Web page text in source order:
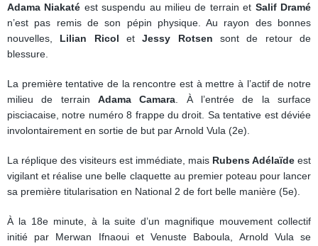
Adama Niakaté est suspendu au milieu de terrain et Salif Dramé
n’est pas remis de son pépin physique. Au rayon des bonnes
nouvelles, Lilian Ricol etJessy Rotsen sont de retour de
blessure.
La première tentative de la rencontre est à mettre à l’actif de notre
milieu de terrain Adama Camara . À l’entrée de la surface
pisciacaise, notre numéro 8 frappe du droit. Sa tentative est déviée
involontairement en sortie de but par Arnold Vula (2e).
La réplique des visiteurs est immédiate, mais Rubens Adélaïde est
vigilant et réalise une belle claquette au premier poteau pour lancer
sa première titularisation en National 2 de fort belle manière (5e).
À la 18e minute, à la suite d’un magnifique mouvement collectif
initié par Merwan Ifnaoui et Venuste Baboula, Arnold Vula se